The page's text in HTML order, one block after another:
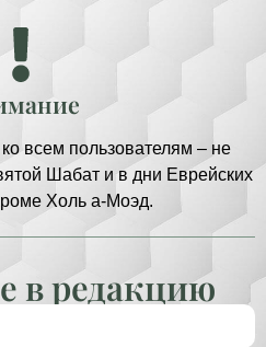
всем пользователям – не
Шабат и в дни Еврейских
Холь а-Моэд.
в редакцию